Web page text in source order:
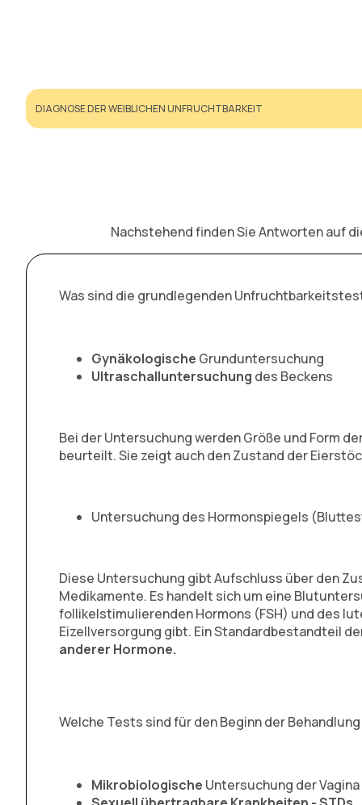
DIAGNOSE DER WEIBLICHEN UNFRUCHTBARKEIT
Nachstehend finden Sie Antworten auf
Was sind die grundlegenden
Gynäkologische Grunduntersuchung
Ultraschalluntersuchung des Beckens
Bei der Untersuchung werden Größe und Form
beurteilt. Sie zeigt auch den Zustand der
Untersuchung des Hormonspiegels
Diese Untersuchung gibt Aufschluss über den
Medikamente. Es handelt sich um eine
follikelstimulierenden Hormons (FSH) und des
Eizellversorgung gibt. Ein Standardbestandteil
anderer Hormone.
Welche Tests sind für den Beginn der
Mikrobiologische Untersuchung der